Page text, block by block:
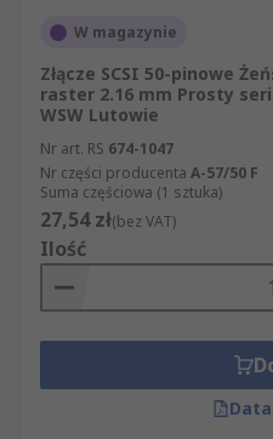
W magazynie
Złącze SCSI 50-pinowe
raster 2.16 mm Prosty
WSW Lutowie
Nr art. RS 674-1047
Nr części producenta A-57/50 F
Suma częściowa (1 sztuka)
27,54 zł(bez VAT)
Ilość